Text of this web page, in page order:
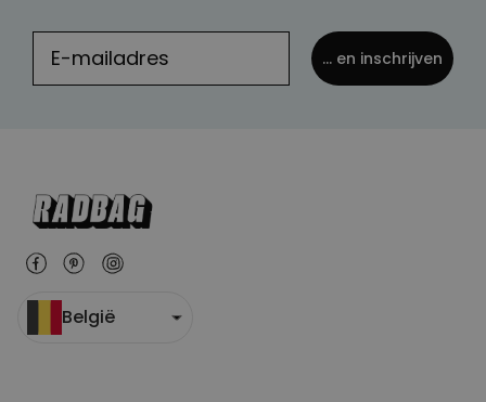
... en inschrijven
België